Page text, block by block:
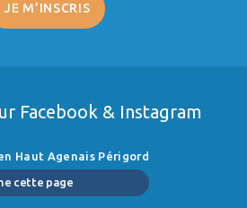
Facebook & Instagram
Haut Agenais Périgord
cette page